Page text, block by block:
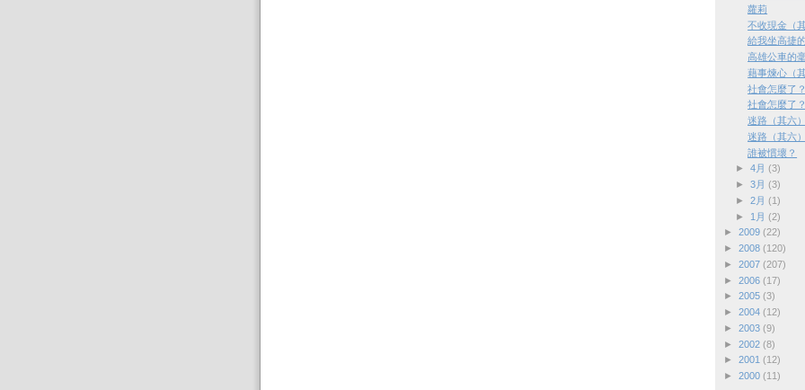
蘿莉
不收現金（其
給我坐高捷
高雄公車的
藉事煉心（其
社會怎麼了
社會怎麼了
迷路（其六）
迷路（其六）
誰被慣壞？
► 4月 (3)
► 3月 (3)
► 2月 (1)
►
1月 (2)
► 2009 (22)
► 2008 (120)
► 2007 (207)
► 2006 (17)
► 2005 (3)
► 2004 (12)
► 2003 (9)
► 2002 (8)
► 2001 (12)
► 2000 (11)